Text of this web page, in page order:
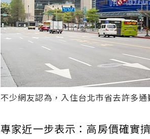
不少網友認為，入住台北市省去許多
專家近一步表示：高房價確實